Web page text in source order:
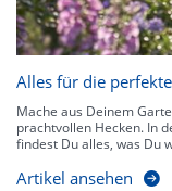
Alles für die
Mache aus Deinem
prachtvollen Hecken. In
findest Du alles, was Du
Artikel ansehen